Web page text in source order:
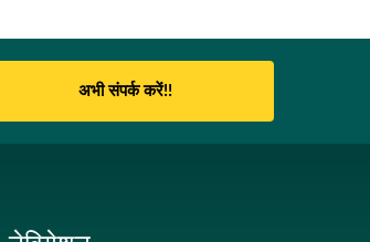
अभी संपर्क करें!!